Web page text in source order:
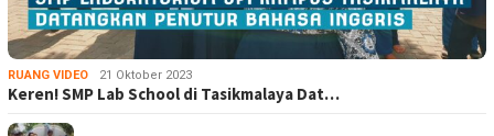
RUANG VIDEO 21 Oktober 2023
Keren! SMP Lab School di Tasikmalaya Dat…